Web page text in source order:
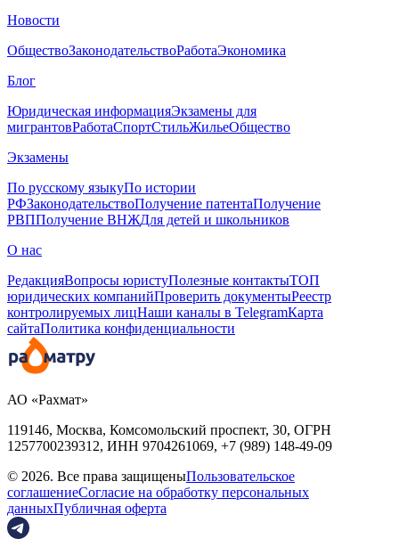
Новости
ОбществоЗаконодательствоРаботаЭкономика
Блог
Юридическая информацияЭкзамены для
мигрантовРаботаСпортСтильЖильеОбщество
Экзамены
По русскому языкуПо истории
РФЗаконодательствоПолучение патентаПолучение
РВППолучение ВНЖДля детей и школьников
О нас
РедакцияВопросы юристуПолезные контактыТОП
юридических компанийПроверить документыРеестр
контролируемых лицНаши каналы в TelegramКарта
сайтаПолитика конфиденциальности
АО «Рахмат»
119146, Москва, Комсомольский проспект, 30, ОГРН
1257700239312, ИНН 9704261069, +7 (989) 148-49-09
© 2026. Все права защищеныПользовательское
соглашениеСогласие на обработку персональных
данныхПубличная оферта